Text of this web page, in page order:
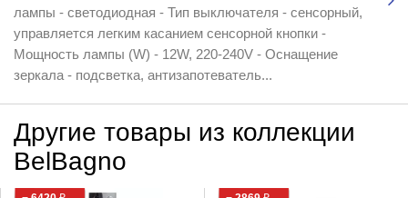
лампы - светодиодная - Тип выключателя - сенсорный,
управляется легким касанием сенсорной кнопки -
Мощность лампы (W) - 12W, 220-240V - Оснащение
зеркала - подсветка, антизапотеватель...
Другие товары из коллекции
BelBagno